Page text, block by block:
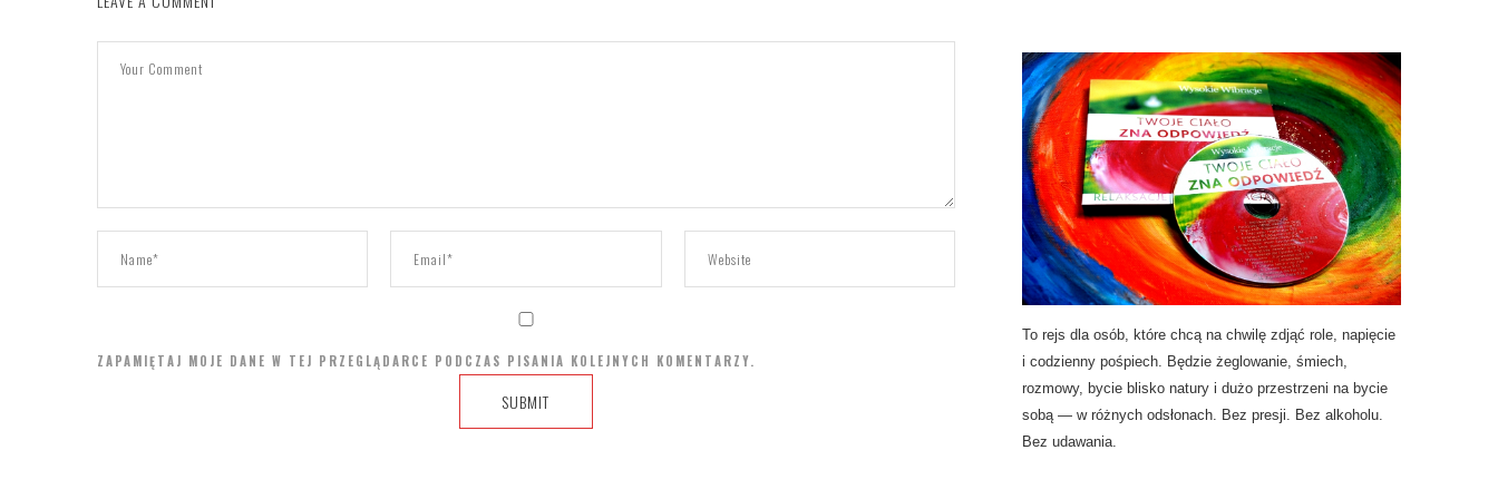
ZAPAMIĘTAJ MOJE DANE W TEJ PRZEGLĄDARCE PODCZAS PISANIA KOLEJNYCH KOMENTARZY.
To rejs dla osób, które chcą na chwilę zdjąć role, napięcie
i codzienny pośpiech. Będzie żeglowanie, śmiech,
rozmowy, bycie blisko natury i dużo przestrzeni na bycie
sobą — w różnych odsłonach. Bez presji. Bez alkoholu.
Bez udawania.